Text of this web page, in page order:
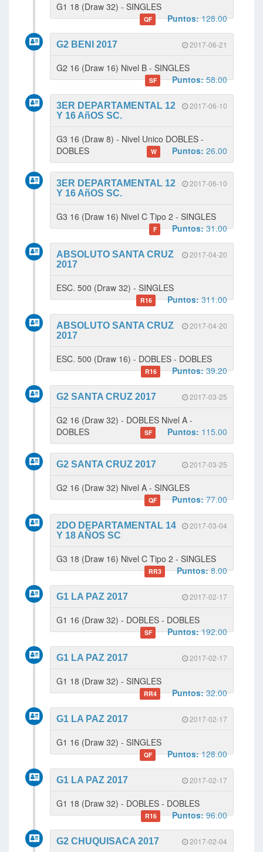
G1 18 (Draw 32) - SINGLES
QF Puntos:128.00
2017-06-21
G2 BENI 2017
G2 16 (Draw 16) Nivel B - SINGLES
SF Puntos:58.00
2017-06-10
3ER DEPARTAMENTAL 12
Y 16 AñOS SC.
G3 16 (Draw 8) - Nivel Unico DOBLES -
DOBLES
W Puntos: 26.00
2017-06-10
3ER DEPARTAMENTAL 12
Y 16 AñOS SC.
G3 16 (Draw 16) Nivel C Tipo 2 - SINGLES
F Puntos:31.00
2017-04-20
ABSOLUTO SANTA CRUZ
2017
ESC. 500 (Draw 32) - SINGLES
R16 Puntos:311.00
2017-04-20
ABSOLUTO SANTA CRUZ
2017
ESC. 500 (Draw 16) - DOBLES - DOBLES
R16 Puntos:39.20
2017-03-25
G2 SANTA CRUZ 2017
G2 16 (Draw 32) - DOBLES Nivel A -
DOBLES
SF Puntos: 115.00
2017-03-25
G2 SANTA CRUZ 2017
G2 16 (Draw 32) Nivel A - SINGLES
QF Puntos:77.00
2017-03-04
2DO DEPARTAMENTAL 14
Y 18 AÑOS SC
G3 18 (Draw 16) Nivel C Tipo 2 - SINGLES
RR3 Puntos:8.00
2017-02-17
G1 LA PAZ 2017
G1 16 (Draw 32) - DOBLES - DOBLES
SF Puntos:192.00
2017-02-17
G1 LA PAZ 2017
G1 18 (Draw 32) - SINGLES
RR4 Puntos:32.00
2017-02-17
G1 LA PAZ 2017
G1 16 (Draw 32) - SINGLES
QF Puntos:128.00
2017-02-17
G1 LA PAZ 2017
G1 18 (Draw 32) - DOBLES - DOBLES
R16 Puntos:96.00
2017-02-04
G2 CHUQUISACA 2017